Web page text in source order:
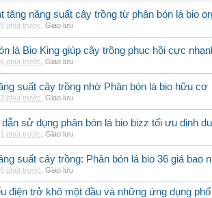
tăng năng suất cây trồng từ phân bón lá bio
phút trước Giao lưu
lá Bio King giúp cây trồng phục hồi cực
phút trước Giao lưu
suất cây trồng nhờ Phân bón lá bio hữu cơ
phút trước Giao lưu
sử dụng phân bón lá bio bizz tối ưu dinh
phút trước Giao lưu
suất cây trồng: Phân bón lá bio 36 giá bao
phút trước Giao lưu
điện trở khô một đầu và những ứng dụng